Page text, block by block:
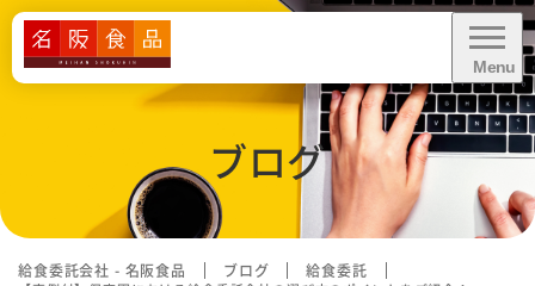
Menu
ブログ
CLOSE
給食に関するお問い合わせ・
お見積り依頼
資料ダウンロード
給食委託会社 - 名阪食品 ブログ 給食委託